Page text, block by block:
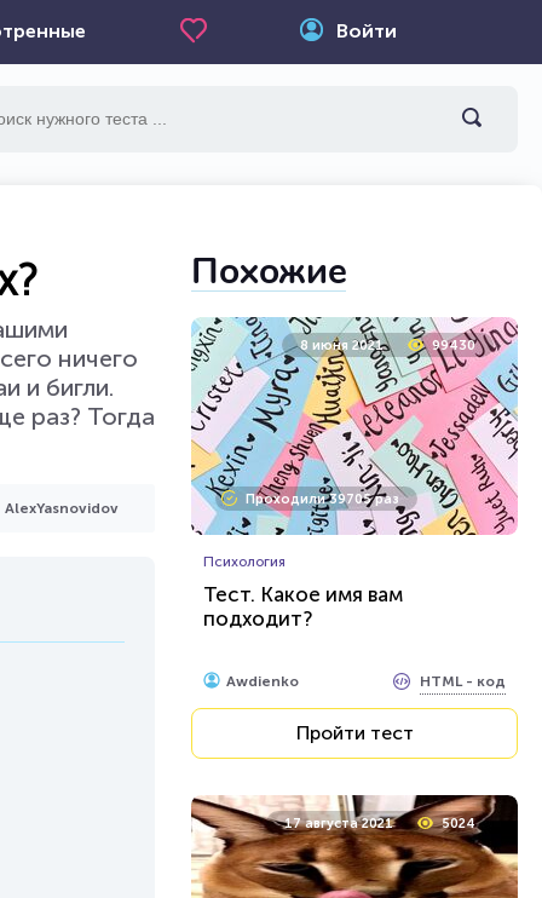
Войти
ничего
и бигли.
раз? Тогда
AlexYasnovidov
Похожие
8 июня 2021 99430
Проходили 39705 раз
Психология
Тест. Какое имя вам
подходит?
Awdienko HTML - код
Пройти тест
17 августа 2021 5024